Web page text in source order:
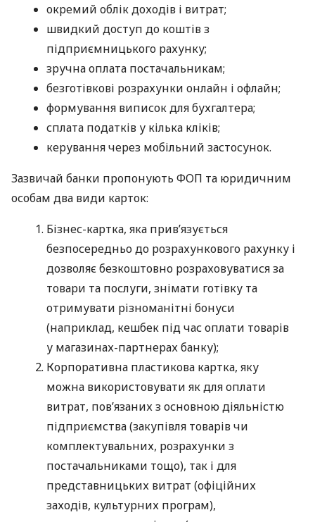
окремий облік доходів і витрат;
швидкий доступ до коштів з
підприємницького рахунку;
зручна оплата постачальникам;
безготівкові розрахунки онлайн і офлайн;
формування виписок для бухгалтера;
сплата податків у кілька кліків;
керування через мобільний застосунок.
Зазвичай банки пропонують ФОП та юридичним
особам два види карток:
Бізнес-картка, яка прив’язується
безпосередньо до розрахункового рахунку і
дозволяє безкоштовно розраховуватися за
товари та послуги, знімати готівку та
отримувати різноманітні бонуси
(наприклад, кешбек під час оплати товарів
у магазинах-партнерах банку);
Корпоративна пластикова картка, яку
можна використовувати як для оплати
витрат, пов’язаних з основною діяльністю
підприємства (закупівля товарів чи
комплектувальних, розрахунки з
постачальниками тощо), так і для
представницьких витрат (офіційних
заходів, культурних програм),